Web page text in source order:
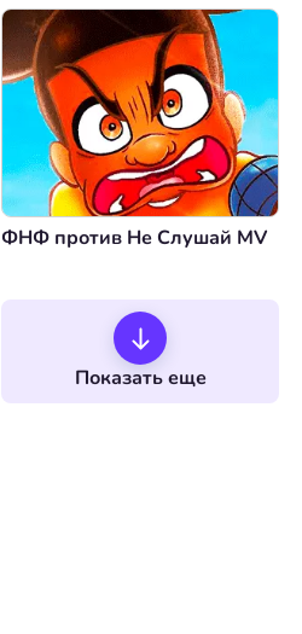
ФНФ против Не Слушай MV
Показать еще